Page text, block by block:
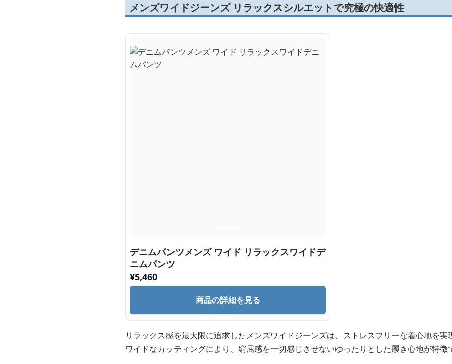
メンズワイドジーンズ リラックスシルエットで究極の快適性
デニムパンツメンズ ワイド リラックスワイドデ
ニムパンツ
¥5,460
商品の詳細を見る
リラックス感を最大限に追求したメンズワイドジーンズは、ストレスフリーな着心地を実
ワイドなカッティングにより、窮屈感を一切感じさせないゆったりとした履き心地が特徴